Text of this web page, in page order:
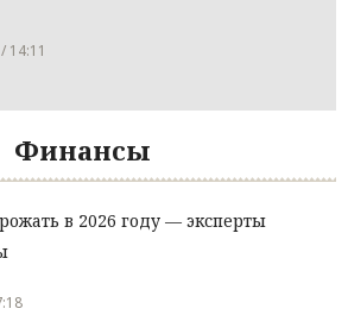
14:11
Финансы
в 2026 году — эксперты